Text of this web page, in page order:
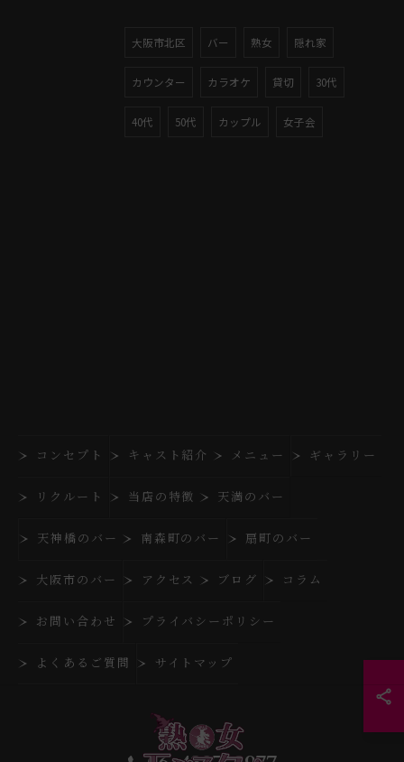
大阪市北区 バー 熟女 隠れ家
カウンター カラオケ 貸切 30代
40代 50代 カップル 女子会
コンセプト キャスト紹介 メニュー ギャラリー
リクルート 当店の特徴 天満のバー
天神橋のバー 南森町のバー 扇町のバー
大阪市のバー アクセス ブログ コラム
お問い合わせ プライバシーポリシー
よくあるご質問 サイトマップ